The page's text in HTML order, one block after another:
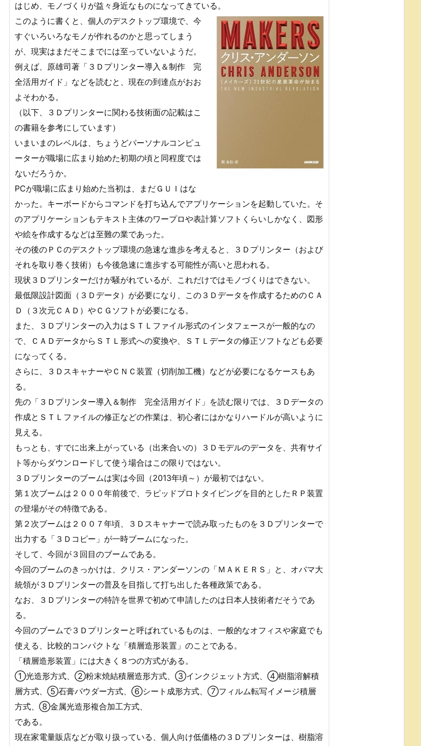
はじめ、モノづくりが益々身近なものになってきている。
このように書くと、個人のデスクトップ環境で、今
すぐいろいろなモノが作れるのかと思ってしまう
が、現実はまだそこまでには至っていないようだ。
例えば、原雄司著「３Ｄプリンター導入＆制作 完
全活用ガイド」などを読むと、現在の到達点がおお
よそわかる。
（以下、３Ｄプリンターに関わる技術面の記載はこ
の書籍を参考にしています）
いまいまのレベルは、ちょうどパーソナルコンピュ
ーターが職場に広まり始めた初期の頃と同程度では
ないだろうか。
PCが職場に広まり始めた当初は、まだＧＵＩはな
かった。キーボードからコマンドを打ち込んでアプリケーションを起動していた。そ
のアプリケーションもテキスト主体のワープロや表計算ソフトくらいしかなく、図形
や絵を作成するなどは至難の業であった。
その後のＰＣのデスクトップ環境の急速な進歩を考えると、３Ｄプリンター（および
それを取り巻く技術）も今後急速に進歩する可能性が高いと思われる。
現状３Ｄプリンターだけが騒がれているが、これだけではモノづくりはできない。
最低限設計図面（３Ｄデータ）が必要になり、この３Ｄデータを作成するためのＣＡ
Ｄ（３次元ＣＡＤ）やＣＧソフトが必要になる。
また、３Ｄプリンターの入力はＳＴＬファイル形式のインタフェースが一般的なの
で、ＣＡＤデータからＳＴＬ形式への変換や、ＳＴＬデータの修正ソフトなども必要
になってくる。
さらに、３ＤスキャナーやＣＮＣ装置（切削加工機）などが必要になるケースもあ
る。
先の「３Ｄプリンター導入＆制作 完全活用ガイド」を読む限りでは、３Ｄデータの
作成とＳＴＬファイルの修正などの作業は、初心者にはかなりハードルが高いように
見える。
もっとも、すでに出来上がっている（出来合いの）３Ｄモデルのデータを、共有サイ
ト等からダウンロードして使う場合はこの限りではない。
３Ｄプリンターのブームは実は今回（2013年頃～）が最初ではない。
第１次ブームは２０００年前後で、ラピッドプロトタイピングを目的としたＲＰ装置
の登場がその特徴である。
第２次ブームは２００７年頃、３Ｄスキャナーで読み取ったものを３Ｄプリンターで
出力する「３Ｄコピー」が一時ブームになった。
そして、今回が３回目のブームである。
今回のブームのきっかけは、クリス・アンダーソンの「ＭＡＫＥＲＳ」と、オバマ大
統領が３Ｄプリンターの普及を目指して打ち出した各種政策である。
なお、３Ｄプリンターの特許を世界で初めて申請したのは日本人技術者だそうであ
る。
今回のブームで３Ｄプリンターと呼ばれているものは、一般的なオフィスや家庭でも
使える、比較的コンパクトな「積層造形装置」のことである。
「積層造形装置」には大きく８つの方式がある。
①光造形方式、②粉末焼結積層造形方式、③インクジェット方式、④樹脂溶解積
層方式、⑤石膏パウダー方式、⑥シート成形方式、⑦フィルム転写イメージ積層
方式、⑧金属光造形複合加工方式、
である。
現在家電量販店などが取り扱っている、個人向け低価格の３Ｄプリンターは、樹脂溶